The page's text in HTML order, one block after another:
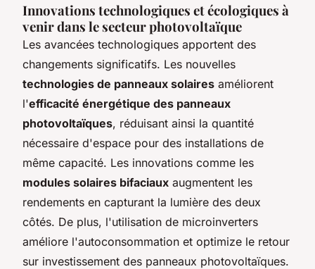
Innovations technologiques et écologiques à
venir dans le secteur photovoltaïque
Les avancées technologiques apportent des
changements significatifs. Les nouvelles
technologies de panneaux solaires améliorent
l'efficacité énergétique des panneaux
photovoltaïques, réduisant ainsi la quantité
nécessaire d'espace pour des installations de
même capacité. Les innovations comme les
modules solaires bifaciaux augmentent les
rendements en capturant la lumière des deux
côtés. De plus, l'utilisation de microinverters
améliore l'autoconsommation et optimize le retour
sur investissement des panneaux photovoltaïques.